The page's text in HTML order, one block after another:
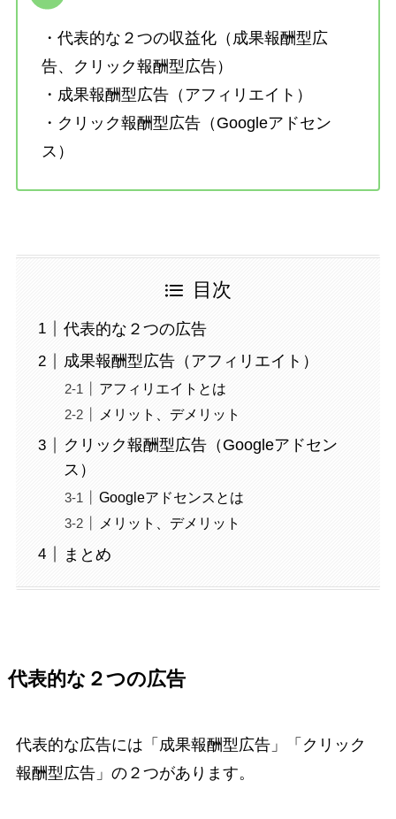
・代表的な２つの収益化（成果報酬型広
告、クリック報酬型広告）
・成果報酬型広告（アフィリエイト）
・クリック報酬型広告（Googleアドセン
ス）
目次
代表的な２つの広告
成果報酬型広告（アフィリエイト）
アフィリエイトとは
メリット、デメリット
クリック報酬型広告（Googleアドセン
ス）
Googleアドセンスとは
メリット、デメリット
まとめ
代表的な２つの広告
代表的な広告には「成果報酬型広告」「クリック
報酬型広告」の２つがあります。